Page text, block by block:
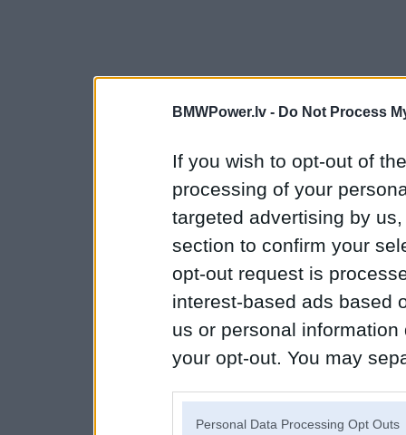
BMWPower.lv - Do Not Process
If you wish to opt-out of
processing of your
targeted advertising by
section to confirm your
opt-out request is
interest-based ads based
us or personal
your opt-out. You may
Personal Data Processing Opt Outs